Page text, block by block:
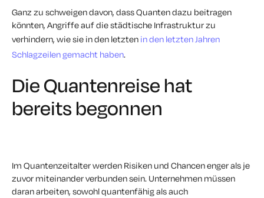
Ganz zu schweigen davon, dass Quanten dazu beitragen
könnten, Angriffe auf die städtische Infrastruktur zu
verhindern, wie sie in den letzten in den letzten Jahren
Schlagzeilen gemacht haben.
Die Quantenreise hat
bereits begonnen
Im Quantenzeitalter werden Risiken und Chancen enger als je
zuvor miteinander verbunden sein. Unternehmen müssen
daran arbeiten, sowohl quantenfähig als auch